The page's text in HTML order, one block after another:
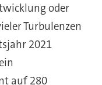
oder
Turbulenzen
2021
auf 280